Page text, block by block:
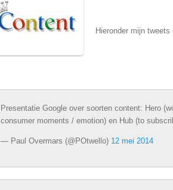
Hieronder mijn
Presentatie Google over soorten content: Hero
consumer moments / emotion) en Hub (to
— Paul Overmars (@POtwello) 12 mei 2014